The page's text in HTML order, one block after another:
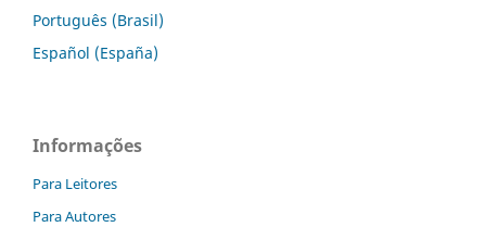
Português (Brasil)
Español (España)
Informações
Para Leitores
Para Autores